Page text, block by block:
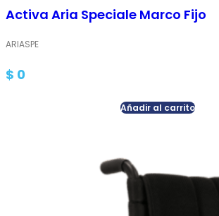
Activa Aria Speciale Marco Fijo
ARIASPE
$ 0
Añadir al carrito